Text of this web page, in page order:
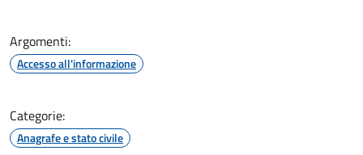
Argomenti:
Accesso all'informazione
Categorie:
Anagrafe e stato civile